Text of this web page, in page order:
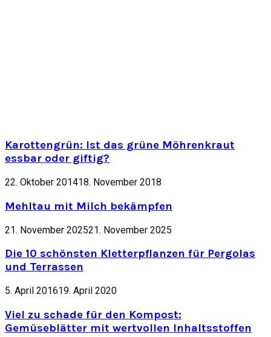
Karottengrün: Ist das grüne Möhrenkraut
essbar oder giftig?
22. Oktober 201418. November 2018
Mehltau mit Milch bekämpfen
21. November 202521. November 2025
Die 10 schönsten Kletterpflanzen für Pergolas
und Terrassen
5. April 201619. April 2020
Viel zu schade für den Kompost:
Gemüseblätter mit wertvollen Inhaltsstoffen